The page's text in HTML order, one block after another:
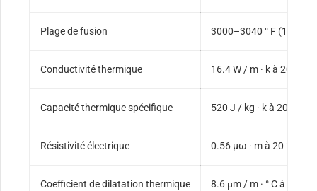
Plage de fusion 3000–3040 ° F
Conductivité thermique 16.4 W / m · k à 20 ° C
Capacité thermique spécifique 520 J / kg · k à 20 ° C
Résistivité électrique 0.56 µω · m à 20 ° C
Coefficient de dilatation thermique 8.6 µm / m · ° C à